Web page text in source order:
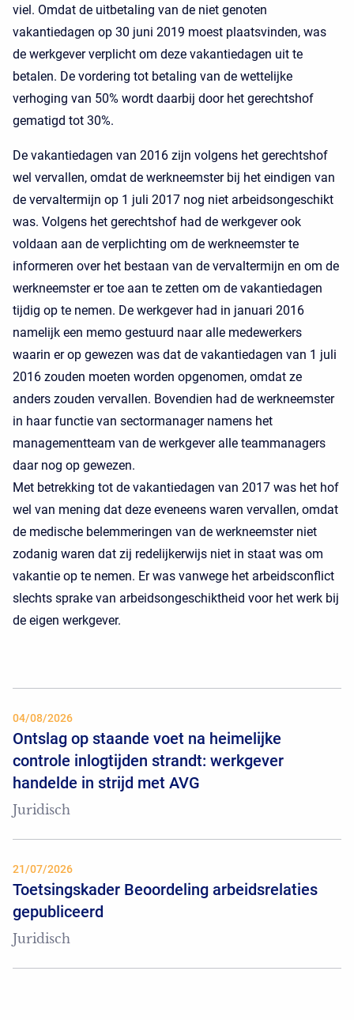
viel. Omdat de uitbetaling van de niet genoten
vakantiedagen op 30 juni 2019 moest plaatsvinden, was
de werkgever verplicht om deze vakantiedagen uit te
betalen. De vordering tot betaling van de wettelijke
verhoging van 50% wordt daarbij door het gerechtshof
gematigd tot 30%.
De vakantiedagen van 2016 zijn volgens het gerechtshof
wel vervallen, omdat de werkneemster bij het eindigen van
de vervaltermijn op 1 juli 2017 nog niet arbeidsongeschikt
was. Volgens het gerechtshof had de werkgever ook
voldaan aan de verplichting om de werkneemster te
informeren over het bestaan van de vervaltermijn en om de
werkneemster er toe aan te zetten om de vakantiedagen
tijdig op te nemen. De werkgever had in januari 2016
namelijk een memo gestuurd naar alle medewerkers
waarin er op gewezen was dat de vakantiedagen van 1 juli
2016 zouden moeten worden opgenomen, omdat ze
anders zouden vervallen. Bovendien had de werkneemster
in haar functie van sectormanager namens het
managementteam van de werkgever alle teammanagers
daar nog op gewezen.
Met betrekking tot de vakantiedagen van 2017 was het hof
wel van mening dat deze eveneens waren vervallen, omdat
de medische belemmeringen van de werkneemster niet
zodanig waren dat zij redelijkerwijs niet in staat was om
vakantie op te nemen. Er was vanwege het arbeidsconflict
slechts sprake van arbeidsongeschiktheid voor het werk bij
de eigen werkgever.
04/08/2026
Ontslag op staande voet na heimelijke
controle inlogtijden strandt: werkgever
handelde in strijd met AVG
Juridisch
21/07/2026
Toetsingskader Beoordeling arbeidsrelaties
gepubliceerd
Juridisch